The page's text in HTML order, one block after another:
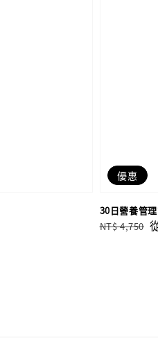
優惠
30日營養管
Regular
NT$ 4,750